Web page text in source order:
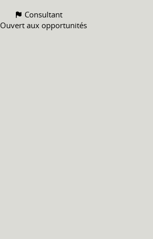
Consultant
Ouvert aux opportunités